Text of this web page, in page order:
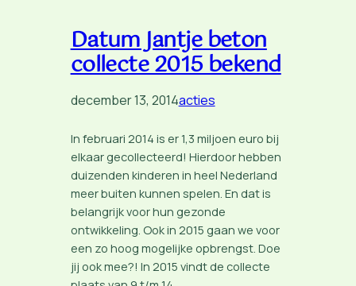
Datum Jantje beton
collecte 2015 bekend
december 13, 2014acties
In februari 2014 is er 1,3 miljoen euro bij
elkaar gecollecteerd! Hierdoor hebben
duizenden kinderen in heel Nederland
meer buiten kunnen spelen. En dat is
belangrijk voor hun gezonde
ontwikkeling. Ook in 2015 gaan we voor
een zo hoog mogelijke opbrengst. Doe
jij ook mee?! In 2015 vindt de collecte